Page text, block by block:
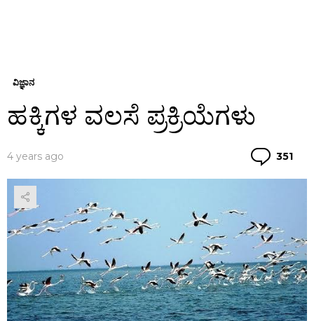
ವಿಜ್ಞಾನ
ಹಕ್ಕಿಗಳ ವಲಸೆ ಪ್ರಕ್ರಿಯೆಗಳು
4 years ago 351